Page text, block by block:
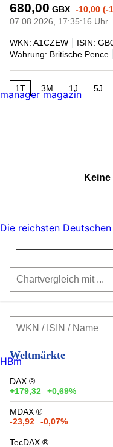
680,00 GBX -10,00 (-
07.08.2026, 17:35:16 Uhr
WKN: A1CZEW ISIN:
Währung: Britische Pence
1T 3M 1J 5J
Keine
Weltmärkte
DAX ®
+179,32
+0,69%
MDAX ®
-23,92
-0,07%
TecDAX ®
manager magazin
Die reichsten Deutschen
HBm